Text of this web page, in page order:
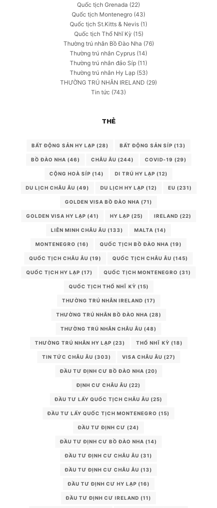
Quốc tịch Grenada (22)
Quốc tịch Montenegro (43)
Quốc tịch St.Kitts & Nevis (1)
Quốc tịch Thổ Nhĩ Kỳ (15)
Thường trú nhân Bồ Đào Nha (76)
Thường trú nhân Cyprus (14)
Thường trú nhân đảo Síp (11)
Thường trú nhân Hy Lạp(53)
THƯỜNG TRÚ NHÂN IRELAND (29)
Tin tức (743)
THẺ
BẤT ĐỘNG SẢN HY LẠP (28) BẤT ĐỘNG SẢN SÍP (13)
BỒ ĐÀO NHA (46) CHÂU ÂU (244) COVID-19 (29)
CỘNG HOÀ SÍP (14) DI TRÚ HY LẠP (12)
DU LỊCH CHÂU ÂU (49) DU LỊCH HY LẠP (12) EU (231)
GOLDEN VISA BỒ ĐÀO NHA (71)
GOLDEN VISA HY LẠP (41) HY LẠP (25) IRELAND (22)
LIÊN MINH CHÂU ÂU (133) MALTA (14)
MONTENEGRO (16) QUỐC TỊCH BỒ ĐÀO NHA (19)
QUỐC TỊCH CHÂU ÂU (19) QUỐC TỊCH CHÂU ÂU (145)
QUỐC TỊCH HY LẠP (17) QUỐC TỊCH MONTENEGRO (31)
QUỐC TỊCH THỔ NHĨ KỲ (15)
THƯỜNG TRÚ NHÂN IRELAND (17)
THƯỜNG TRÚ NHÂN BỒ ĐÀO NHA (28)
THƯỜNG TRÚ NHÂN CHÂU ÂU (48)
THƯỜNG TRÚ NHÂN HY LẠP (23) THỔ NHĨ KỲ (18)
TIN TỨC CHÂU ÂU (303) VISA CHÂU ÂU (27)
ĐẦU TƯ ĐỊNH CƯ BỒ ĐÀO NHA (20)
ĐỊNH CƯ CHÂU ÂU (22)
ĐẦU TƯ LẤY QUỐC TỊCH CHÂU ÂU (25)
ĐẦU TƯ LẤY QUỐC TỊCH MONTENEGRO (15)
ĐẦU TƯ ĐỊNH CƯ (24)
ĐẦU TƯ ĐỊNH CƯ BỒ ĐÀO NHA (14)
ĐẦU TƯ ĐỊNH CƯ CHÂU ÂU (31)
ĐẦU TƯ ĐỊNH CƯ CHÂU ÂU (13)
ĐẦU TƯ ĐỊNH CƯ HY LẠP (16)
ĐẦU TƯ ĐỊNH CƯ IRELAND (11)